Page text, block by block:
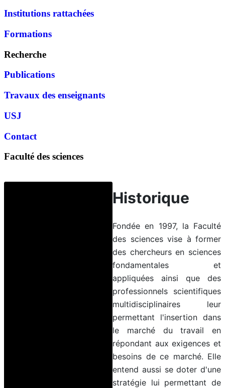
Institutions rattachées
Formations
Recherche
Publications
Travaux des enseignants
USJ
Contact
Faculté des sciences
Historique
Fondée en 1997, la Faculté
des sciences vise à former
des chercheurs en sciences
fondamentales et
appliquées ainsi que des
professionnels scientifiques
multidisciplinaires leur
permettant l'insertion dans
le marché du travail en
répondant aux exigences et
besoins de ce marché. Elle
entend aussi se doter d'une
stratégie lui permettant de